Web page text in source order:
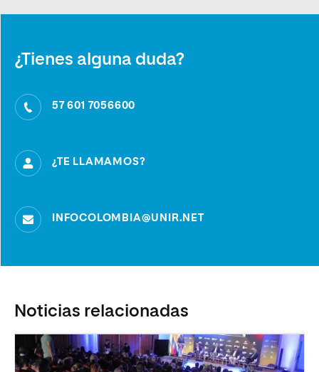
¿Tienes alguna duda?
57 601 7056600
¿TE LLAMAMOS?
INFOCOLOMBIA@UNIR.NET
Noticias relacionadas